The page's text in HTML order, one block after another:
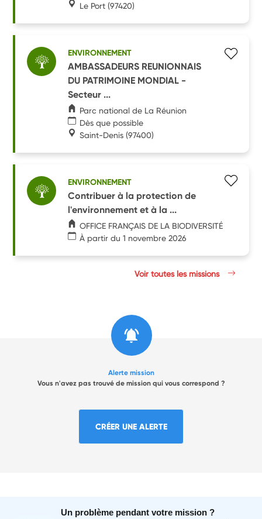
Le Port (97420)
ENVIRONNEMENT
AMBASSADEURS REUNIONNAIS
DU PATRIMOINE MONDIAL -
Secteur ...
Parc national de La Réunion
Dès que possible
Saint-Denis (97400)
ENVIRONNEMENT
Contribuer à la protection de
l'environnement et à la ...
OFFICE FRANÇAIS DE LA BIODIVERSITÉ
À partir du 1 novembre 2026
Voir toutes les missions
Alerte mission
Vous n'avez pas trouvé de mission qui vous correspond ?
CRÉER UNE ALERTE
Un problème pendant votre mission ?